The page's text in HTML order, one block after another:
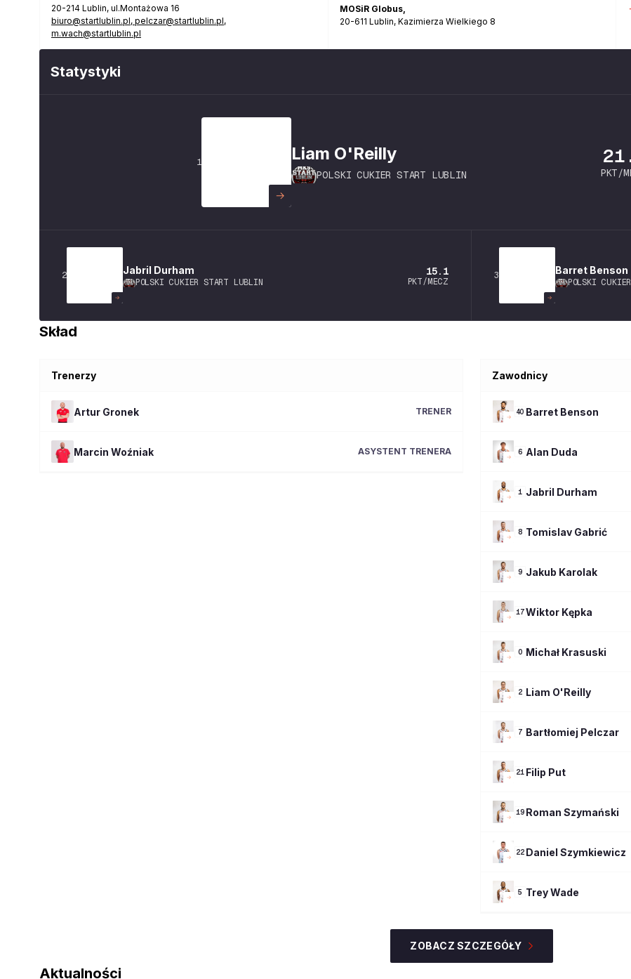
20-214 Lublin, ul.Montażowa 16
biuro@startlublin.pl, pelczar@startlublin.pl,
m.wach@startlublin.pl
MOSiR Globus,
20-611 Lublin, Kazimierza Wielkiego 8
Statystyki
1 Liam O'Reilly
POLSKI CUKIER START LUBLIN PKT/
2 Jabril Durham
POLSKI CUKIER START LUBLIN
15.1
PKT/MECZ
3 Barret Benson
POLSKI
Skład
Trenerzy
Artur Gronek TRENER
Marcin Woźniak ASYSTENT TRENERA
Zawodnicy
40 Barret Benson
6 Alan Duda
1 Jabril Durham
8 Tomislav Gabrić
9 Jakub Karolak
17 Wiktor Kępka
0 Michał Krasuski
2 Liam O'Reilly
7 Bartłomiej Pelczar
21 Filip Put
19 Roman Szymański
22 Daniel Szymkiewicz
5 TreyWade
ZOBACZ SZCZEGÓŁY
Aktualności